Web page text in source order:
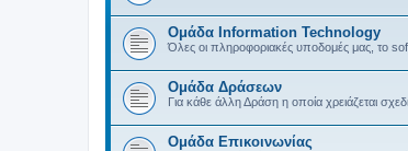
Ομάδα Information Technology
Όλες οι πληροφοριακές υποδομές μας, το
Ομάδα Δράσεων
Για κάθε άλλη Δράση η οποία χρειάζεται
Ομάδα Επικοινωνίας